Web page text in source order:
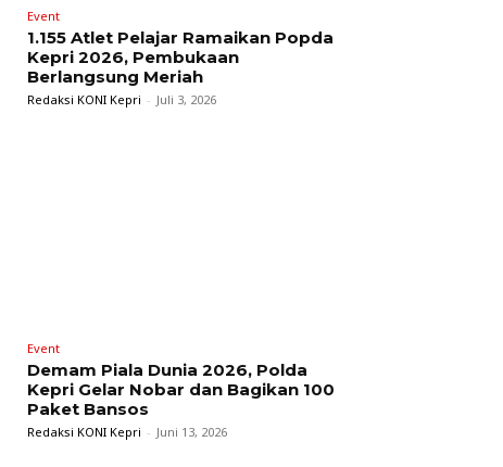
Event
1.155 Atlet Pelajar Ramaikan Popda
Kepri 2026, Pembukaan
Berlangsung Meriah
Redaksi KONI Kepri - Juli 3, 2026
Event
Demam Piala Dunia 2026, Polda
Kepri Gelar Nobar dan Bagikan 100
Paket Bansos
Redaksi KONI Kepri - Juni 13, 2026